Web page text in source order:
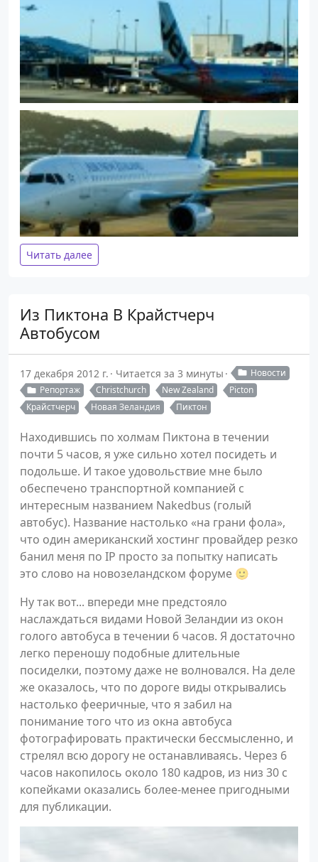
Читать далее
Из Пиктона В Крайстчерч
Автобусом
17 декабря 2012 г. Читается за 3 минуты
Новости
Репортаж
Christchurch New Zealand
Picton
Крайстчерч
Новая Зеландия Пиктон
Находившись по холмам Пиктона в течении
почти 5 часов, я уже сильно хотел посидеть и
подольше. И такое удовольствие мне было
обеспечено транспортной компанией с
интересным названием Nakedbus (голый
автобус). Название настолько «на грани фола»,
что один американский хостинг провайдер резко
банил меня по IP просто за попытку написать
это слово на новозеландском форуме 🙂
Ну так вот... впереди мне предстояло
наслаждаться видами Новой Зеландии из окон
голого автобуса в течении 6 часов. Я достаточно
легко переношу подобные длительные
посиделки, поэтому даже не волновался. На деле
же оказалось, что по дороге виды открывались
настолько фееричные, что я забил на
понимание того что из окна автобуса
фотографировать практически бессмысленно, и
стрелял всю дорогу не останавливаясь. Через 6
часов накопилось около 180 кадров, из низ 30 с
копейками оказались более-менее пригодными
для публикации.